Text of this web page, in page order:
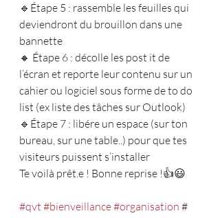
🔹Étape 5 : rassemble les feuilles qui
deviendront du brouillon dans une
bannette
🔸 Étape 6 : décolle les post it de
l’écran et reporte leur contenu sur un
cahier ou logiciel sous forme de to do
list (ex liste des tâches sur Outlook)
🔹Étape 7 : libére un espace (sur ton
bureau, sur une table..) pour que tes
visiteurs puissent s’installer
Te voilà prêt.e ! Bonne reprise !👍😃
#qvt #bienveillance#organisation #